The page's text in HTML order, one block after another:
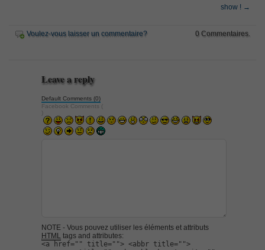
show ! →
Voulez-vous laisser un commentaire? 0 Commentaires.
Leave a reply
Default Comments (0)
Facebook Comments (
)
NOTE - Vous pouvez utiliser les éléments et attributs
HTML tags and attributes:
<a href="" title=""> <abbr title="">